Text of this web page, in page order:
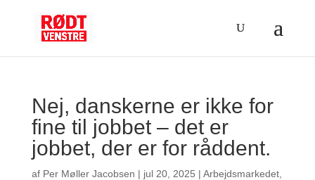
Nej, danskerne er ikke for
fine til jobbet – det er
jobbet, der er for råddent.
af Per Møller Jacobsen | jul 20, 2025 | Arbejdsmarkedet,